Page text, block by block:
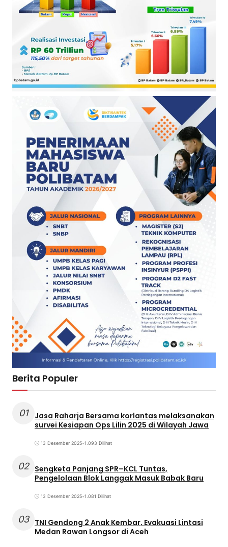
Berita Populer
01
Jasa Raharja Bersama korlantas melaksanakan
survei Kesiapan Ops Lilin 2025 di Wilayah Jawa
13 Desember 2025•1.093 Dilihat
02 Sengketa Panjang SPR–KCL Tuntas,
Pengelolaan Blok Langgak Masuk Babak Baru
13 Desember 2025•1.081 Dilihat
03 TNI Gendong 2 Anak Kembar, Evakuasi Lintasi
Medan Rawan Longsor di Aceh